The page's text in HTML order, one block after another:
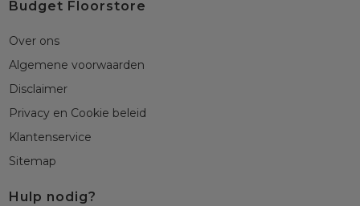
Budget Floorstore
Over ons
Algemene voorwaarden
Disclaimer
Privacy en Cookie beleid
Klantenservice
Sitemap
Hulp nodig?